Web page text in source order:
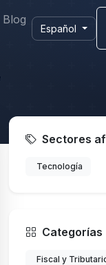
Blog
Español
Sectores
Tecnología
Categorías
Fiscal y